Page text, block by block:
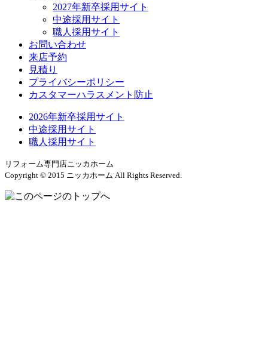
2027年新卒採用サイト
中途採用サイト
職人採用サイト
お問い合わせ
来店予約
見積り
プライバシーポリシー
カスタマーハラスメント防止
2026年新卒採用サイト
中途採用サイト
職人採用サイト
リフォーム専門店ニッカホーム
Copyright © 2015 ニッカホーム All Rights Reserved.